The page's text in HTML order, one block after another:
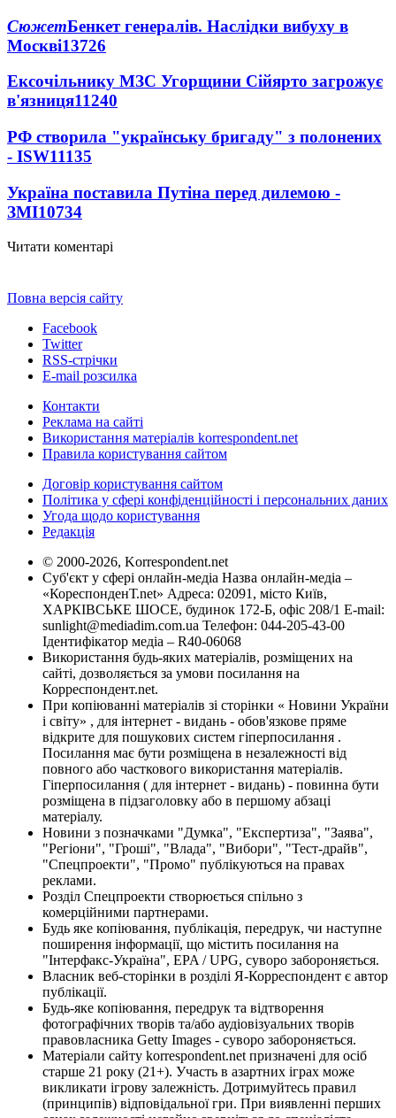
СюжетБенкет генералів. Наслідки вибуху в
Москві13726
Ексочільнику МЗС Угорщини Сійярто загрожує
в'язниця11240
РФ створила "українську бригаду" з полонених
- ISW11135
Україна поставила Путіна перед дилемою -
ЗМІ10734
Читати коментарі
Повна версія сайту
Facebook
Twitter
RSS-стрічки
E-mail розсилка
Контакти
Реклама на сайті
Використання матеріалів korrespondent.net
Правила користування сайтом
Договір користування сайтом
Політика у сфері конфіденційності і персональних даних
Угода щодо користування
Редакція
© 2000-2026, Korrespondent.net
Суб'єкт у сфері онлайн-медіа Назва онлайн-медіа –
«КореспонденТ.net» Адреса: 02091, місто Київ,
ХАРКІВСЬКЕ ШОСЕ, будинок 172-Б, офіс 208/1 E-mail:
sunlight@mediadim.com.ua Телефон: 044-205-43-00
Ідентифікатор медіа – R40-06068
Використання будь-яких матеріалів, розміщених на
сайті, дозволяється за умови посилання на
Корреспондент.net.
При копіюванні матеріалів зі сторінки « Новини України
і світу» , для інтернет - видань - обов'язкове пряме
відкрите для пошукових систем гіперпосилання .
Посилання має бути розміщена в незалежності від
повного або часткового використання матеріалів.
Гіперпосилання ( для інтернет - видань) - повинна бути
розміщена в підзаголовку або в першому абзаці
матеріалу.
Новини з позначками "Думка", "Експертиза", "Заява",
"Регіони", "Гроші", "Влада", "Вибори", "Тест-драйв",
"Спецпроекти", "Промо" публікуються на правах
реклами.
Розділ Спецпроекти створюється спільно з
комерційними партнерами.
Будь яке копіювання, публікація, передрук, чи наступне
поширення інформації, що містить посилання на
"Інтерфакс-Україна", EPA / UPG, суворо забороняється.
Власник веб-сторінки в розділі Я-Корреспондент є автор
публікації.
Будь-яке копіювання, передрук та відтворення
фотографічних творів та/або аудіовізуальних творів
правовласника Getty Images - суворо забороняється.
Матеріали сайту korrespondent.net призначені для осіб
старше 21 року (21+). Участь в азартних іграх може
викликати ігрову залежність. Дотримуйтесь правил
(принципів) відповідальної гри. При виявленні перших